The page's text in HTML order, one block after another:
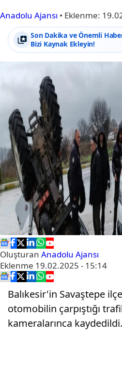
Anadolu Ajansı • Eklenme:
Son Dakika ve Önemli
Bizi Kaynak Ekleyin!
Oluşturan Anadolu Ajansı
Eklenme 19.02.2025 - 15:14
Balıkesir'in Savaştepe
otomobilin çarpıştığı
kameralarınca kaydedildi.